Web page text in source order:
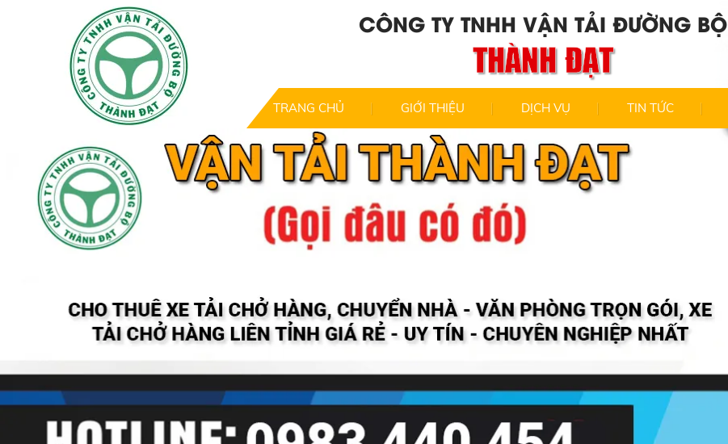
CÔNG TY TNHH VẬN TẢI ĐƯỜNG BỘ
THÀNH ĐẠT
TRANG CHỦ GIỚI THIỆU DỊCH VỤ TIN TỨC